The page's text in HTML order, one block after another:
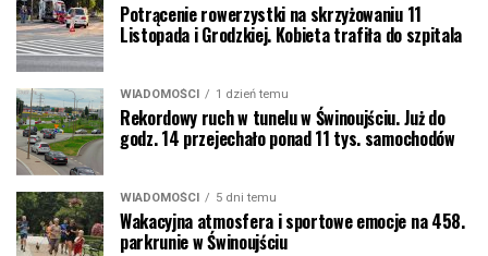
Potrącenie rowerzystki na skrzyżowaniu 11
Listopada i Grodzkiej. Kobieta trafiła do szpitala
WIADOMOŚCI 1 dzień temu
Rekordowy ruch w tunelu w Świnoujściu. Już do
godz. 14 przejechało ponad 11 tys. samochodów
WIADOMOŚCI 5 dni temu
Wakacyjna atmosfera i sportowe emocje na 458.
parkrunie w Świnoujściu